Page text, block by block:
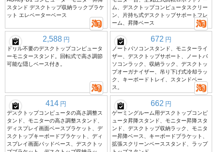
スタンド デスクトップ収納ラックブラケ
ット エレベーターベース
ム、デスクトップコンピュータスクリー
ン、片持ち式デスクトップサポートフレ
ーム、昇降ベース
2,588 円
ドリル不要のデスクトップコンピュータ
ーモニタースタンド。回転式で高さ調節
可能な隠しベース付き。
672 円
ノートパソコンスタンド、モニターライ
ザー、デスクトップサポート、ノートパ
ソコンラック、収納ラック、デスクトッ
プオーガナイザー、吊り下げ式冷却ラッ
ク、キーボードトレイ、スタンドベー
ス。
414 円
デスクトップコンピュータの高さ調整ス
タンド、モニターの高さ調整スタンド、
ディスプレイ画面ベースブラケット、デ
スクトップキーボードブラケット、ディ
スプレイ画面パッドベース、デスクトッ
662 円
ゲーミングルーム用デスクトップコンピ
ュータ昇降スタンド、モニター昇降スタ
ンド、デスクトップ収納ラック、モニタ
ー昇降ベース、キーボードブラケット、
拡張スクリーンベーススタンド、ラップ